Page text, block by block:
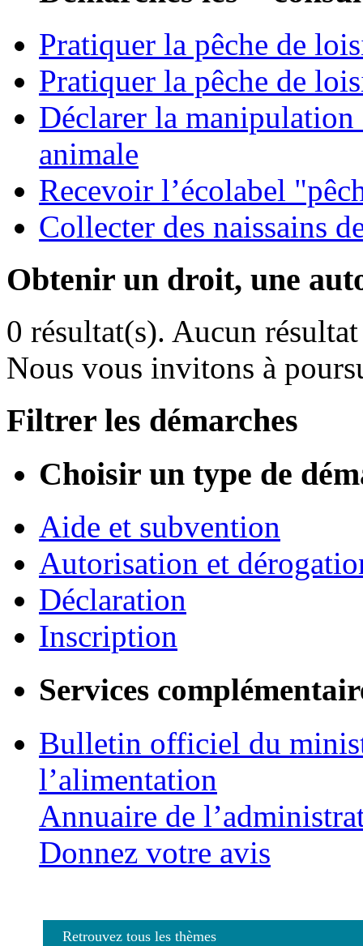
Pratiquer la pêche de
Pratiquer la pêche de
Déclarer la manipulation
animale
Recevoir l’écolabel
Collecter des naissains
Obtenir un droit, une
0 résultat(s). Aucun
Nous vous invitons à
Filtrer les démarches
Choisir un type de
Aide et subvention
Autorisation et
Déclaration
Inscription
Services
Bulletin officiel du
l’alimentation
Annuaire de
Donnez votre avis
Retrouvez tous les thèmes